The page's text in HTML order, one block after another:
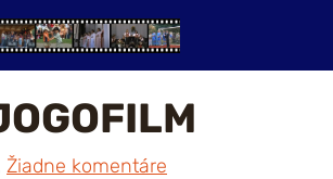
Žiadne komentáre